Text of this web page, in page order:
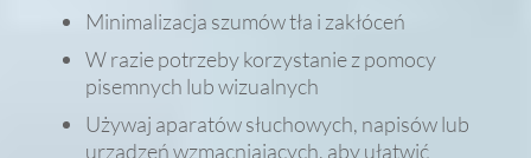
Minimalizacja szumów tła i zakłóceń
W razie potrzeby korzystanie z pomocy
pisemnych lub wizualnych
Używaj aparatów słuchowych, napisów lub
urządzeń wzmacniających, aby ułatwić